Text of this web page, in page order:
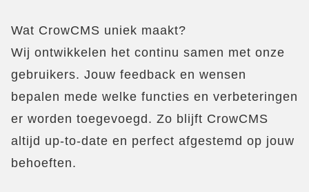
Wat CrowCMS uniek maakt?
Wij ontwikkelen het continu samen met onze
gebruikers. Jouw feedback en wensen
bepalen mede welke functies en verbeteringen
er worden toegevoegd. Zo blijft CrowCMS
altijd up-to-date en perfect afgestemd op jouw
behoeften.